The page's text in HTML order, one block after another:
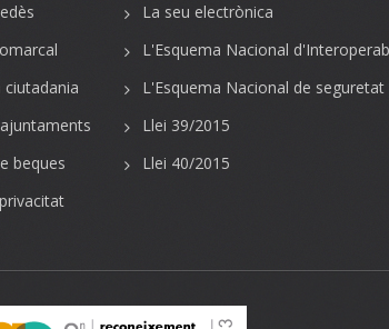
ciutadania
beques
La seu electrònica
L'Esquema Nacional
L'Esquema Nacional de seguretat
Llei 39/2015
Llei 40/2015